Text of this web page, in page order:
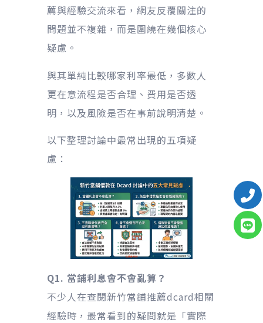
薦與經驗交流來看，網友反覆關注的
問題並不複雜，而是圍繞在幾個核心
疑慮。
與其單純比較哪家利率最低，多數人
更在意流程是否合理、費用是否透
明，以及風險是否在事前說明清楚。
以下整理討論中最常出現的五項疑
慮：
Q1. 當鋪利息會不會亂算？
不少人在查閱新竹當鋪推薦dcard相關
經驗時，最常看到的疑問就是「實際